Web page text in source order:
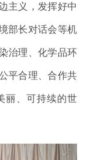
主义，发挥好中
部长对话会等机
治理、化学品环
平合理、合作共
丽、可持续的世